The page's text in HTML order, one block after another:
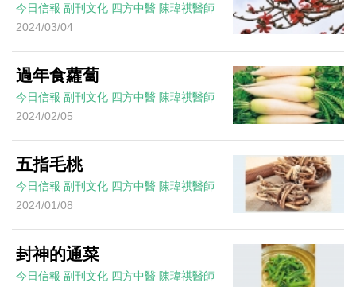
今日信報 副刊文化 四方中醫 陳瑋祺醫師
2024/03/04
過年食蘿蔔
今日信報 副刊文化 四方中醫 陳瑋祺醫師
2024/02/05
五指毛桃
今日信報 副刊文化 四方中醫 陳瑋祺醫師
2024/01/08
封神的通菜
今日信報 副刊文化 四方中醫 陳瑋祺醫師